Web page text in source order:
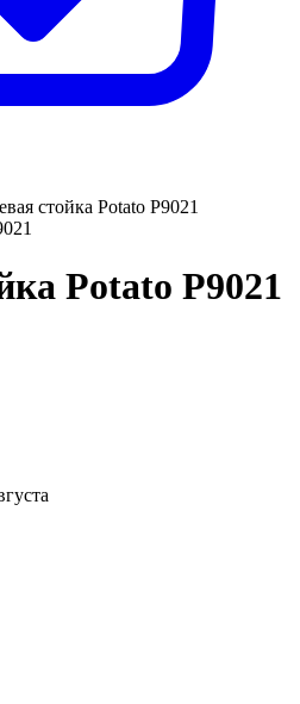
стойка Potato P9021
Potato P9021